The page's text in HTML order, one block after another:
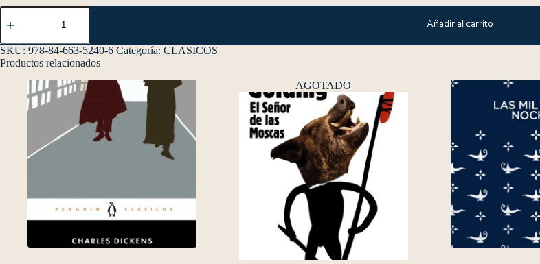
Añadir al carrito
SKU: 978-84-663-5240-6 Categoría: CLASICOS
Productos relacionados
AGOTADO